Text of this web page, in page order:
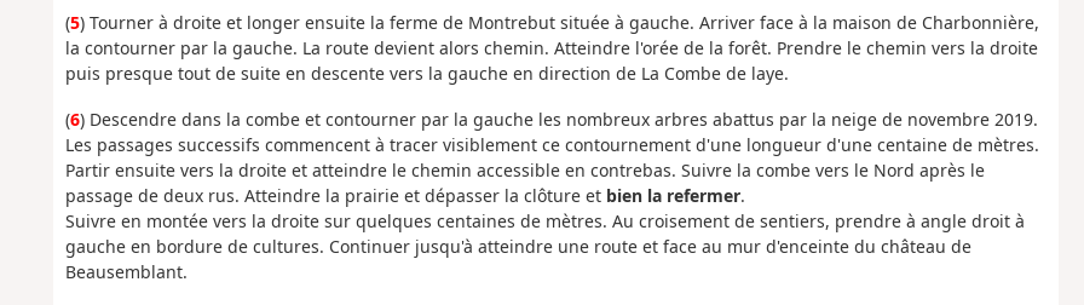
(5) Tourner à droite et longer ensuite la ferme de Montrebut située à gauche. Arriver face à la maison de Charbonnière,
la contourner par la gauche. La route devient alors chemin. Atteindre l'orée de la forêt. Prendre le chemin vers la droite
puis presque tout de suite en descente vers la gauche en direction de La Combe de laye.
(6) Descendre dans la combe et contourner par la gauche les nombreux arbres abattus par la neige de novembre 2019.
Les passages successifs commencent à tracer visiblement ce contournement d'une longueur d'une centaine de mètres.
Partir ensuite vers la droite et atteindre le chemin accessible en contrebas. Suivre la combe vers le Nord après le
passage de deux rus. Atteindre la prairie et dépasser la clôture et bien la refermer.
Suivre en montée vers la droite sur quelques centaines de mètres. Au croisement de sentiers, prendre à angle droit à
gauche en bordure de cultures. Continuer jusqu'à atteindre une route et face au mur d'enceinte du château de
Beausemblant.